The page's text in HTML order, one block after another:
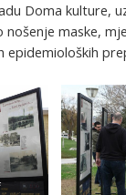
Doma kulture,
nošenje maske,
epidemioloških